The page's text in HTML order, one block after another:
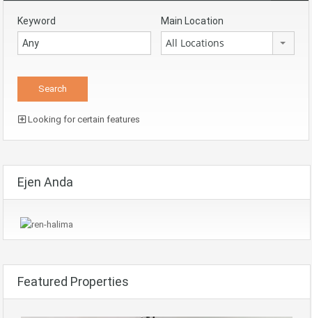
Keyword Main Location
All Locations
Looking for certain features
Ejen Anda
Featured Properties